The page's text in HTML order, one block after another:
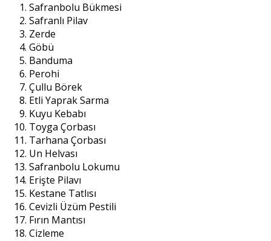
Safranbolu Bükmesi
Safranlı Pilav
Zerde
Göbü
Banduma
Perohi
Çullu Börek
Etli Yaprak Sarma
Kuyu Kebabı
Toyga Çorbası
Tarhana Çorbası
Un Helvası
Safranbolu Lokumu
Erişte Pilavı
Kestane Tatlısı
Cevizli Üzüm Pestili
Fırın Mantısı
Cizleme